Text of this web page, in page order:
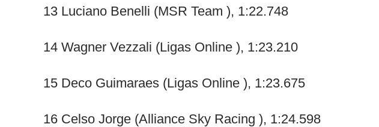
13 Luciano Benelli (MSR Team ), 1:22.748
14 Wagner Vezzali (Ligas Online ), 1:23.210
15 Deco Guimaraes (Ligas Online ), 1:23.675
16 Celso Jorge (Alliance Sky Racing ), 1:24.598